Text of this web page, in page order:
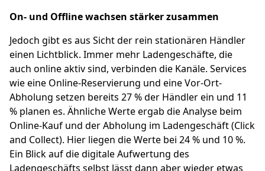
On- und Offline wachsen stärker zusammen
Jedoch gibt es aus Sicht der rein stationären Händler
einen Lichtblick. Immer mehr Ladengeschäfte, die
auch online aktiv sind, verbinden die Kanäle. Services
wie eine Online-Reservierung und eine Vor-Ort-
Abholung setzen bereits 27 % der Händler ein und 11
% planen es. Ähnliche Werte ergab die Analyse beim
Online-Kauf und der Abholung im Ladengeschäft (Click
and Collect). Hier liegen die Werte bei 24 % und 10 %.
Ein Blick auf die digitale Aufwertung des
Ladengeschäfts selbst lässt dann aber wieder etwas